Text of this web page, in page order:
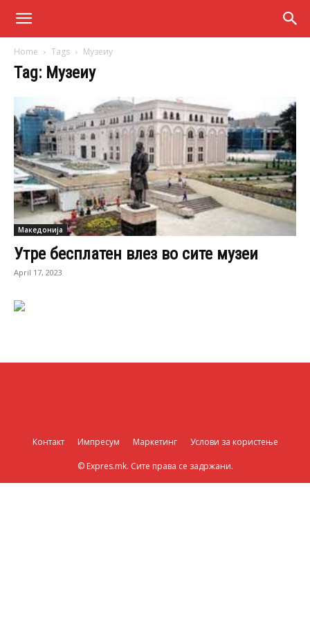
Home Tags Музеиу
Tag: Музеиу
Македонија
Утре бесплатен влез во сите музеи
April 17, 2023
Контакт Импресум Маркетинг Услови за користење
© Expres.mk. Сите права се задржани.